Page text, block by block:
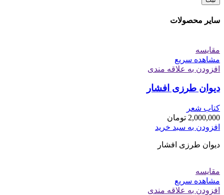
سایر محصولات
مقایسه
مشاهده سریع
افزودن به علاقه مندی
دیوان طرزی افشار
کتاب شعر
2,000,000 تومان
افزودن به سبد خرید
دیوان طرزی افشار
مقایسه
مشاهده سریع
افزودن به علاقه مندی